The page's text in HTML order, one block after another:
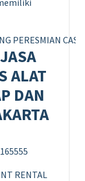
ALAT
DAN
RENTAL